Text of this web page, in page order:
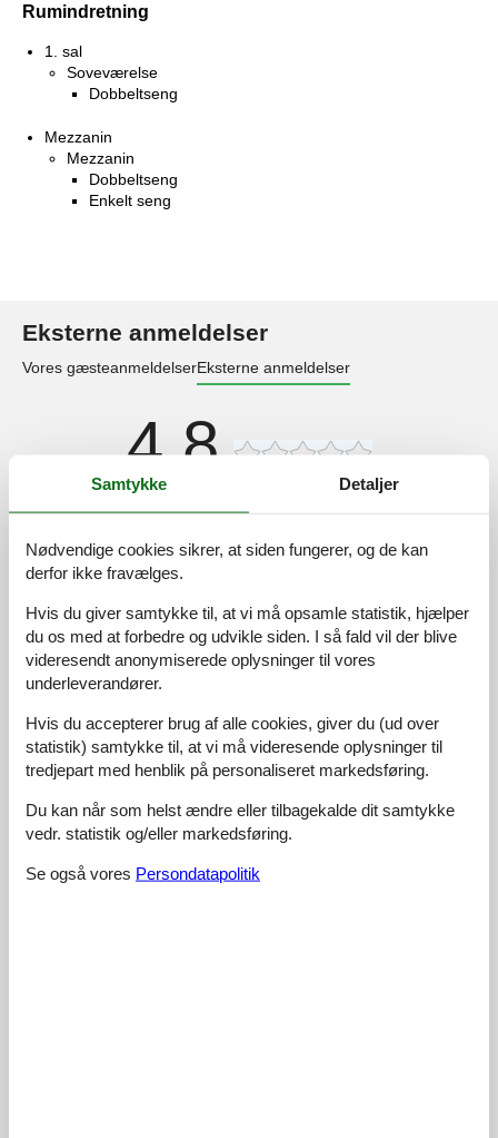
Rumindretning
1. sal
Soveværelse
Dobbeltseng
Mezzanin
Mezzanin
Dobbeltseng
Enkelt seng
Eksterne anmeldelser
Vores gæsteanmeldelserEksterne anmeldelser
4,8
4,5
I've seen my share of holiday spots but this one stood out due
to its simplicity and comfort. Everything from the clean rooms to
the friendly atmosphere caught my attention in positive ways.
Little details like good WiFi were really appreciated too.
4,5 april 2026
Generel:
Wenn Sie nach einem guten Preis-Leistungs-Verhältnis
Umgebung wie Angeln und Bootsverleih ohne das Budget zu
sprengen. Die Schönheit der umliegenden Landschaft verleiht
Samtykke Detaljer
Nødvendige cookies sikrer, at siden fungerer, og de kan
derfor ikke fravælges.
Hvis du giver samtykke til, at vi må opsamle statistik, hjælper
du os med at forbedre og udvikle siden. I så fald vil der blive
videresendt anonymiserede oplysninger til vores
underleverandører.
Hvis du accepterer brug af alle cookies, giver du (ud over
statistik) samtykke til, at vi må videresende oplysninger til
tredjepart med henblik på personaliseret markedsføring.
Du kan når som helst ændre eller tilbagekalde dit samtykke
vedr. statistik og/eller markedsføring.
Se også vores Persondatapolitik